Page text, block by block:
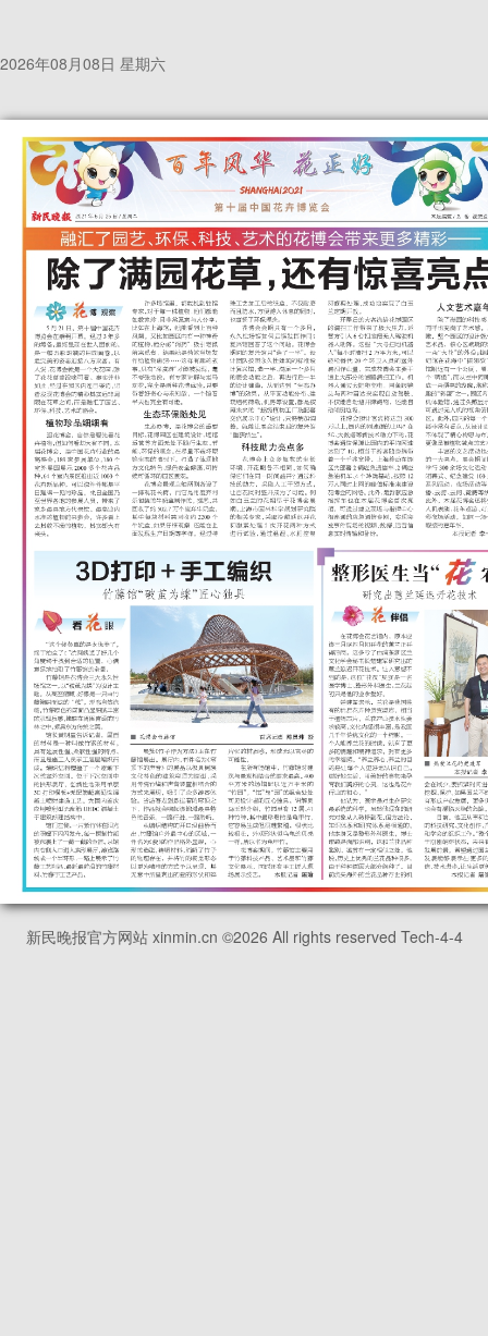
2026年08月08日 星期六
新民晚报官方网站 xinmin.cn ©2026 All rights reserved Tech-4-4